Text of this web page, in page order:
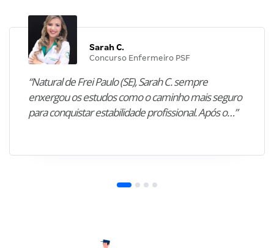
Sarah C.
Concurso Enfermeiro PSF
“Natural de Frei Paulo (SE), Sarah C. sempre
enxergou os estudos como o caminho mais seguro
para conquistar estabilidade profissional. Após o…”